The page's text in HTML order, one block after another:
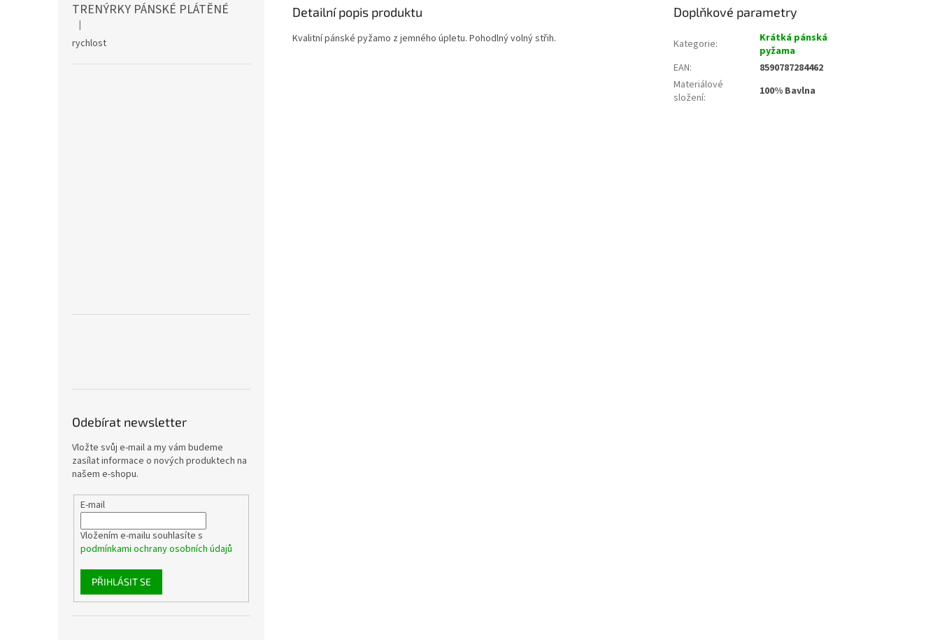
TRENÝRKY PÁNSKÉ PLÁTĚNÉ
Hodnocení produktu je 5 z 5 hvězdiček.
|
rychlost
Odebírat newsletter
Vložte svůj e-mail a my vám budeme
zasílat informace o nových produktech na
našem e-shopu.
E-mail
Vložením e-mailu souhlasíte s
podmínkami ochrany osobních údajů
PŘIHLÁSIT SE
Detailní popis produktu
Kvalitní pánské pyžamo z jemného úpletu. Pohodlný volný střih.
Doplňkové parametry
Kategorie:
Krátká pánská
pyžama
EAN:
8590787284462
Materiálové
složení: 100% Bavlna